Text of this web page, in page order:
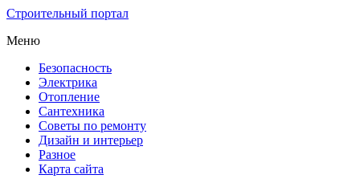
Строительный портал
Меню
Безопасность
Электрика
Отопление
Сантехника
Советы по ремонту
Дизайн и интерьер
Разное
Карта сайта